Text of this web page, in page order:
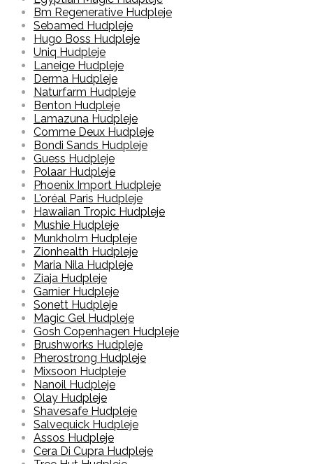
Bm Regenerative Hudpleje
Sebamed Hudpleje
Hugo Boss Hudpleje
Uniq Hudpleje
Laneige Hudpleje
Derma Hudpleje
Naturfarm Hudpleje
Benton Hudpleje
Lamazuna Hudpleje
Comme Deux Hudpleje
Bondi Sands Hudpleje
Guess Hudpleje
Polaar Hudpleje
Phoenix Import Hudpleje
L'oréal Paris Hudpleje
Hawaiian Tropic Hudpleje
Mushie Hudpleje
Munkholm Hudpleje
Zionhealth Hudpleje
Maria Nila Hudpleje
Ziaja Hudpleje
Garnier Hudpleje
Sonett Hudpleje
Magic Gel Hudpleje
Gosh Copenhagen Hudpleje
Brushworks Hudpleje
Pherostrong Hudpleje
Mixsoon Hudpleje
Nanoil Hudpleje
Olay Hudpleje
Shavesafe Hudpleje
Salvequick Hudpleje
Assos Hudpleje
Cera Di Cupra Hudpleje